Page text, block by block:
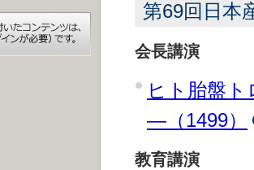
第69回日本
会長講演
ヒト胎盤
―（1499）
教育講演